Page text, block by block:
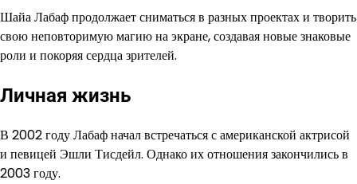
Шайа Лабаф продолжает сниматься в разных проектах и творить
свою неповторимую магию на экране, создавая новые знаковые
роли и покоряя сердца зрителей.
Личная жизнь
В 2002 году Лабаф начал встречаться с американской актрисой
и певицей Эшли Тисдейл. Однако их отношения закончились в
2003 году.